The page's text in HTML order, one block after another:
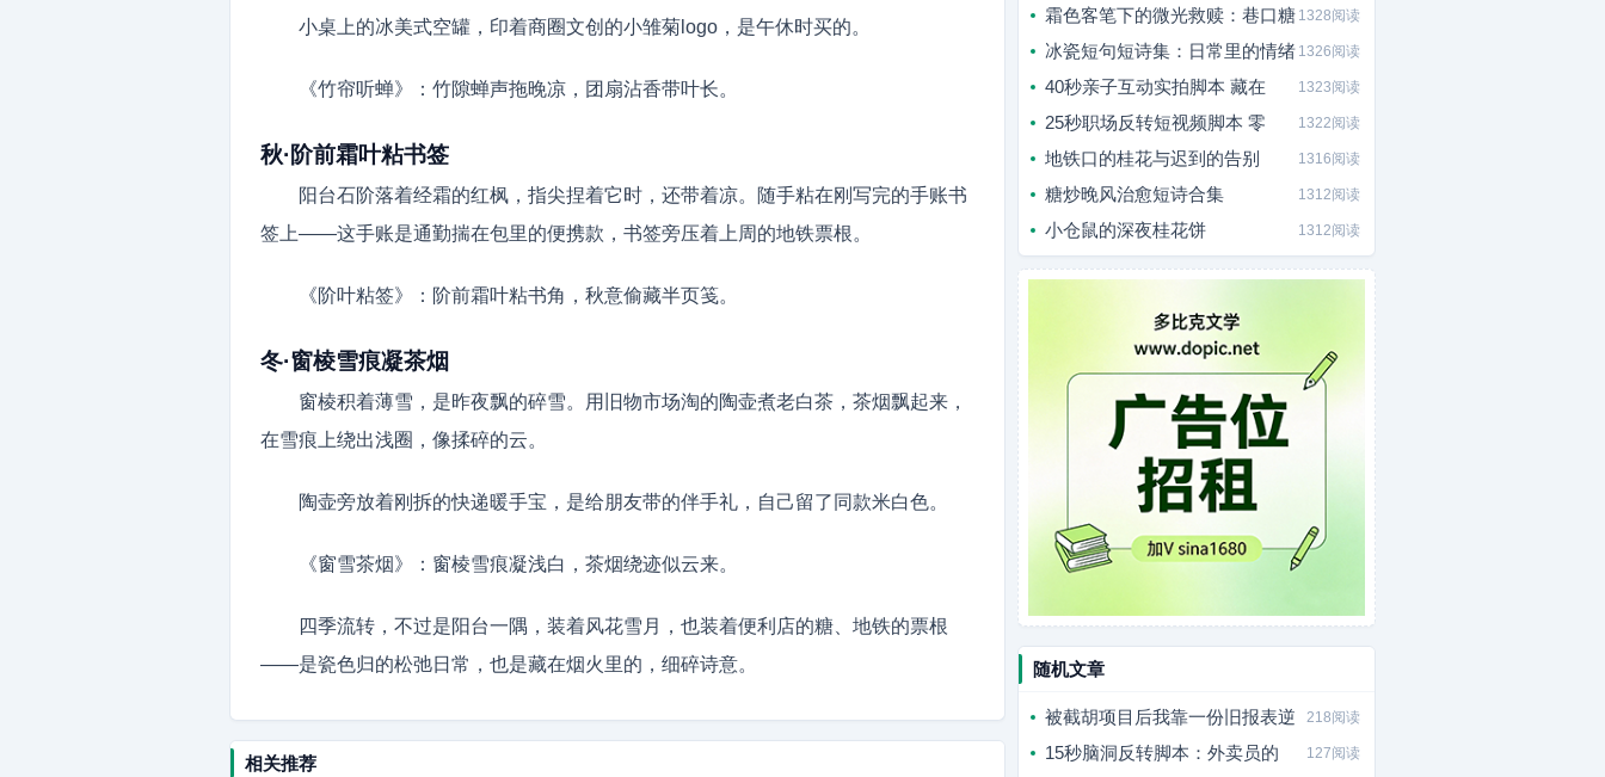
小桌上的冰美式空罐，印着商圈文创的小雏菊logo，是午休时买的。
《竹帘听蝉》：竹隙蝉声拖晚凉，团扇沾香带叶长。
秋·阶前霜叶粘书签
阳台石阶落着经霜的红枫，指尖捏着它时，还带着凉。随手粘在刚写完的手账书
签上——这手账是通勤揣在包里的便携款，书签旁压着上周的地铁票根。
《阶叶粘签》：阶前霜叶粘书角，秋意偷藏半页笺。
冬·窗棱雪痕凝茶烟
窗棱积着薄雪，是昨夜飘的碎雪。用旧物市场淘的陶壶煮老白茶，茶烟飘起来，
在雪痕上绕出浅圈，像揉碎的云。
陶壶旁放着刚拆的快递暖手宝，是给朋友带的伴手礼，自己留了同款米白色。
《窗雪茶烟》：窗棱雪痕凝浅白，茶烟绕迹似云来。
四季流转，不过是阳台一隅，装着风花雪月，也装着便利店的糖、地铁的票根
——是瓷色归的松弛日常，也是藏在烟火里的，细碎诗意。
相关推荐
霜色客笔下的微光救赎：巷口糖 1328阅读
冰瓷短句短诗集：日常里的情绪 1326阅读
40秒亲子互动实拍脚本 藏在 1323阅读
25秒职场反转短视频脚本 零 1322阅读
地铁口的桂花与迟到的告别 1316阅读
糖炒晚风治愈短诗合集 1312阅读
小仓鼠的深夜桂花饼 1312阅读
随机文章
被截胡项目后我靠一份旧报表逆 218阅读
15秒脑洞反转脚本：外卖员的 127阅读